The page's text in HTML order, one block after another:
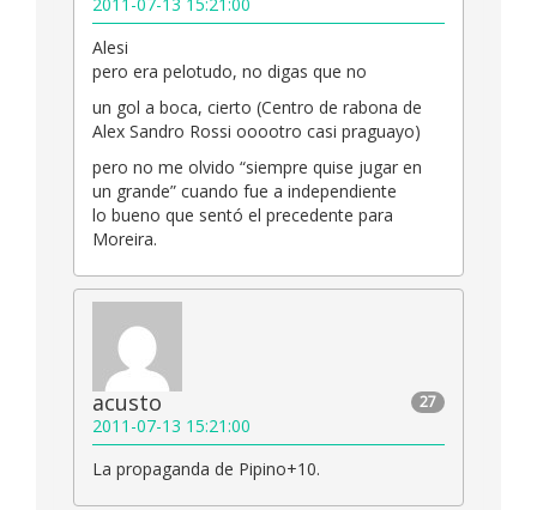
2011-07-13 15:21:00
Alesi
pero era pelotudo, no digas que no
un gol a boca, cierto (Centro de rabona de
Alex Sandro Rossi ooootro casi praguayo)
pero no me olvido “siempre quise jugar en
un grande” cuando fue a independiente
lo bueno que sentó el precedente para
Moreira.
27
acusto
2011-07-13 15:21:00
La propaganda de Pipino+10.